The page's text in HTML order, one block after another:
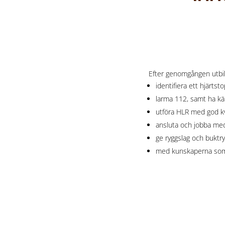
Efter genomgången
identifiera ett
larma 112, samt ha
utföra HLR med god
ansluta och jobba
ge ryggslag och
med kunskaperna